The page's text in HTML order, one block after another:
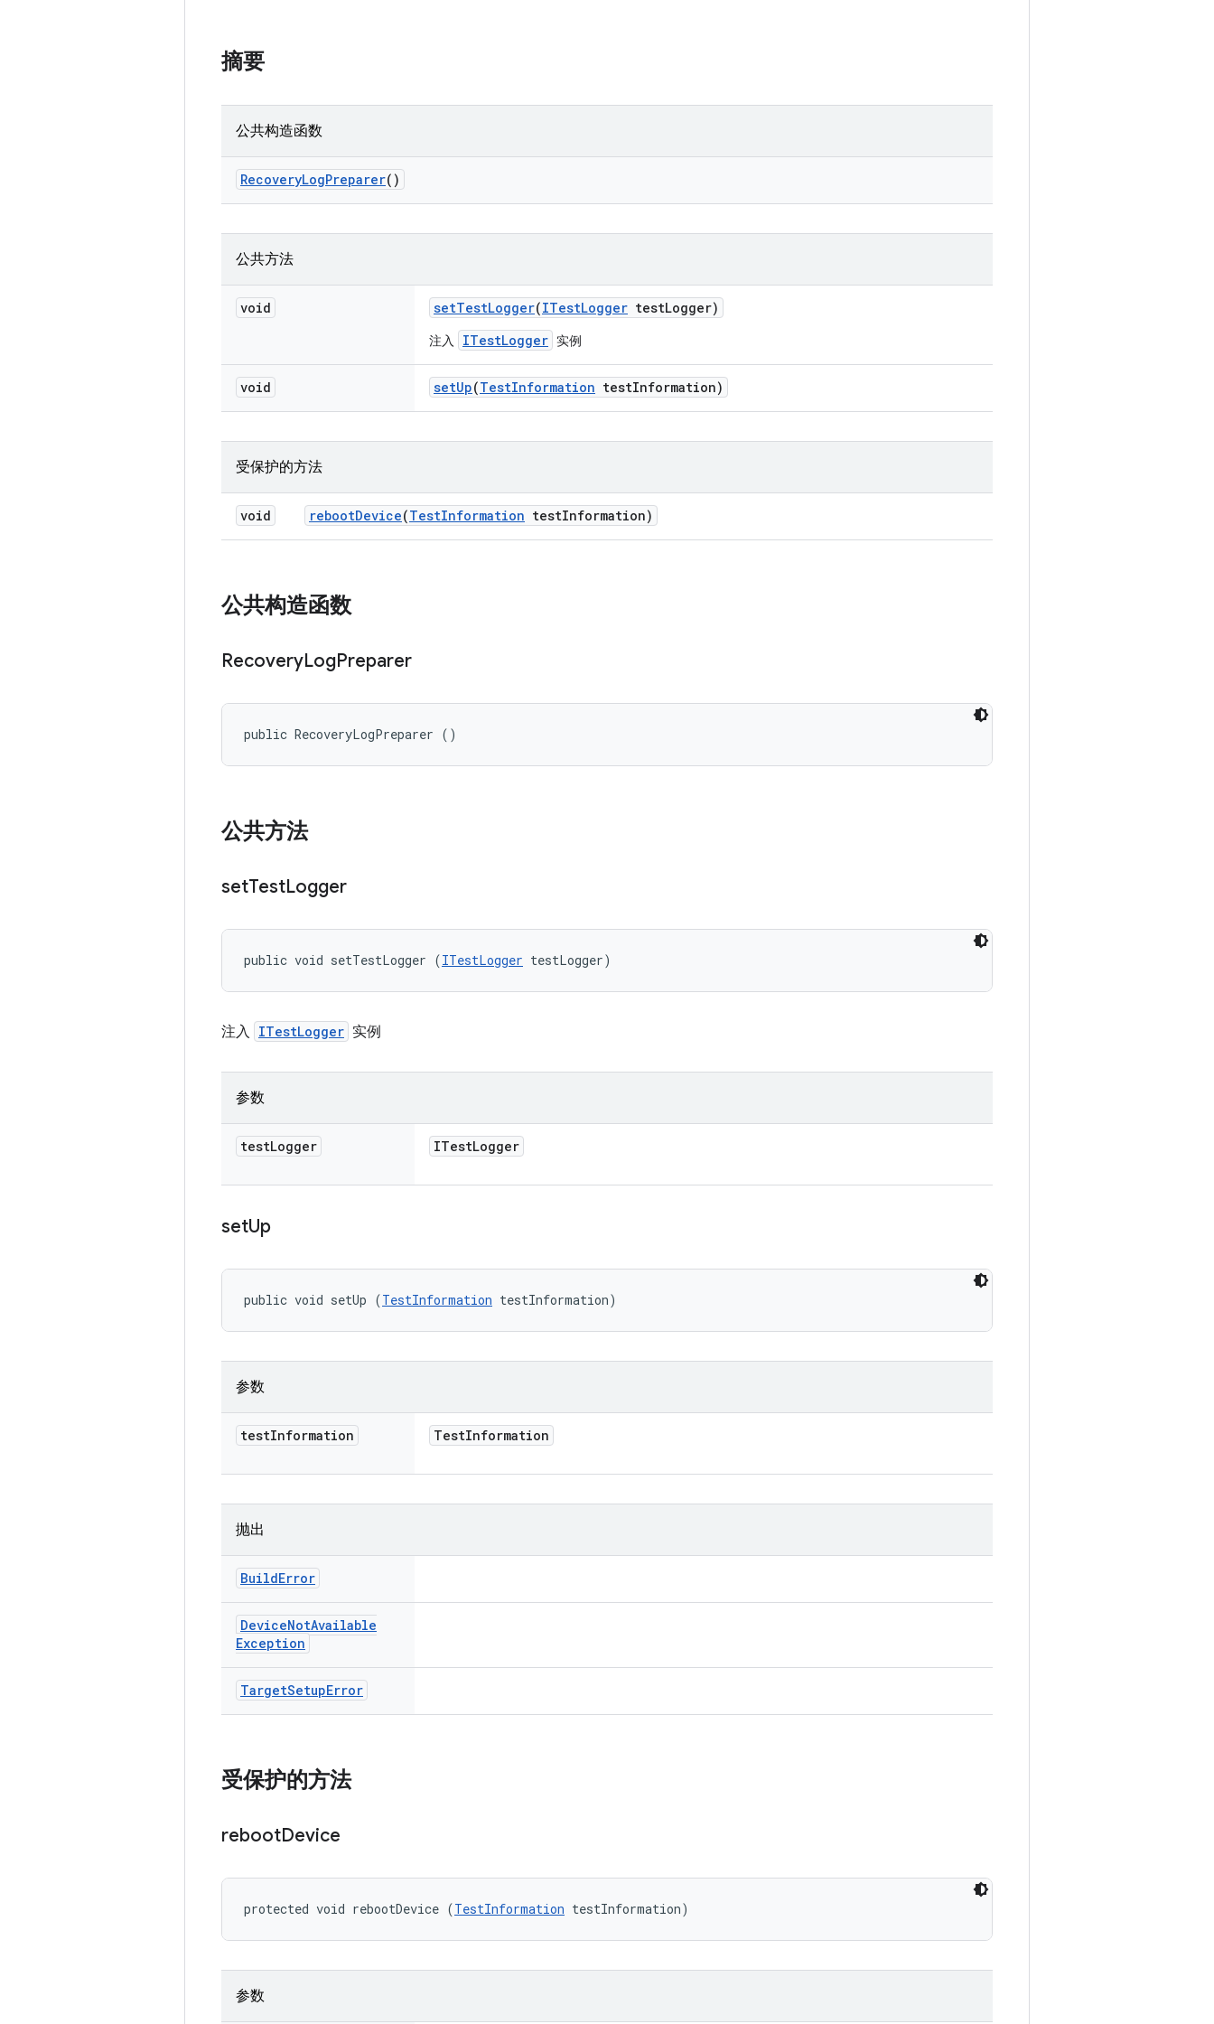
摘要
公共构造函数
RecoveryLogPreparer()
公共方法
void setTestLogger(ITestLogger testLogger)
注入 ITestLogger 实例
void setUp(TestInformation testInformation)
受保护的方法
void rebootDevice(TestInformation testInformation)
公共构造函数
RecoveryLogPreparer
public RecoveryLogPreparer ()
公共方法
setTestLogger
public void setTestLogger (ITestLogger testLogger)
注入 ITestLogger 实例
参数
testLogger ITestLogger
setUp
public void setUp (TestInformation testInformation)
参数
testInformation TestInformation
抛出
BuildError
DeviceNotAvailable
Exception
TargetSetupError
受保护的方法
rebootDevice
protected void rebootDevice (TestInformation testInformation)
参数